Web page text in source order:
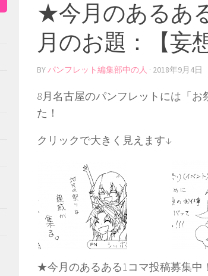
★今月のあるあ
月のお題：【妄想
BYパンフレット編集部中の人 · 2018年9月4日
8月名古屋のパンフレットには「
た！
クリックで大きく見えます↓
★今月のあるある1コマ投稿募集